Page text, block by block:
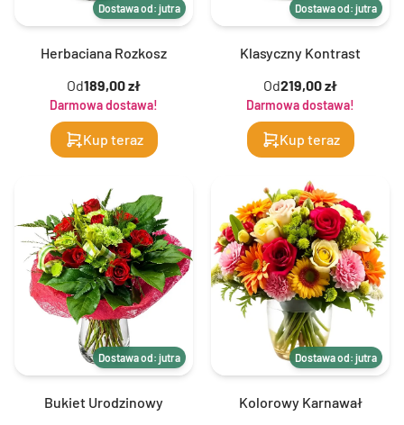
Dostawa od: jutra
Herbaciana Rozkosz
Od189,00 zł
Darmowa dostawa!
Kup teraz
Dostawa od: jutra
Klasyczny Kontrast
Od219,00 zł
Darmowa dostawa!
Kup teraz
Dostawa od: jutra
Bukiet Urodzinowy
Dostawa od: jutra
Kolorowy Karnawał